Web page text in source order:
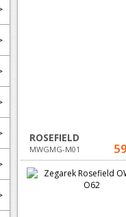
ROSEFIELD
MWGMG-M01